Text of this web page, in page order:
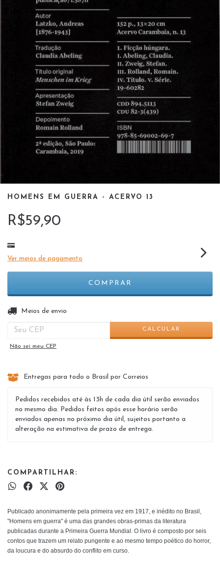
HOMENS EM GUERRA - ACERVO 13
R$59,90
Ver meios de pagamento
Entregas para o CEP:
Meios de envio
CALCULAR
Não sei meu CEP
Entregas para todo o Brasil por Correios
Pedidos recebidos até às 13h de cada dia útil serão enviados
no mesmo dia. Pedidos feitos após esse horário serão
enviados apenas no próximo dia útil, sujeitos portanto a
alteração na estimativa de prazo de entrega.
COMPARTILHAR:
Publicado anonimamente pela primeira vez em 1917, e inédito no Brasil,
"Homens em guerra" é uma das grandes obras-primas da literatura
publicadas durante a Primeira Guerra Mundial. O livro é composto por seis
contos que trazem um relato pungente e ao mesmo tempo poético do horror,
da loucura e do absurdo do conflito em curso.